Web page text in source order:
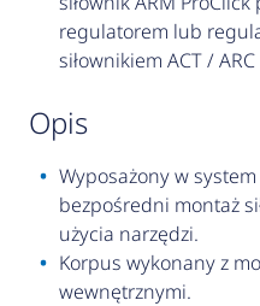
regulatorem lub
siłownikiem ACT /
opis
Wyposażony w
bezpośredni montaż
użycia narzędzi.
Korpus wykonany z
wewnętrznymi.